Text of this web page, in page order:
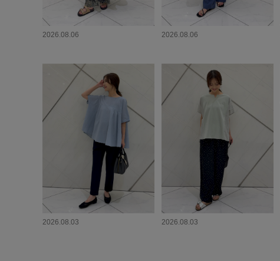
2026.08.06 2026.08.06
2026.08.03 2026.08.03